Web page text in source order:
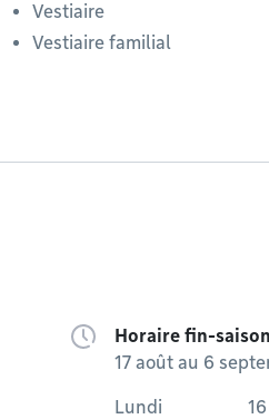
Vestiaire
Vestiaire familial
Horaire fin-saison
17 août au 6
Lundi